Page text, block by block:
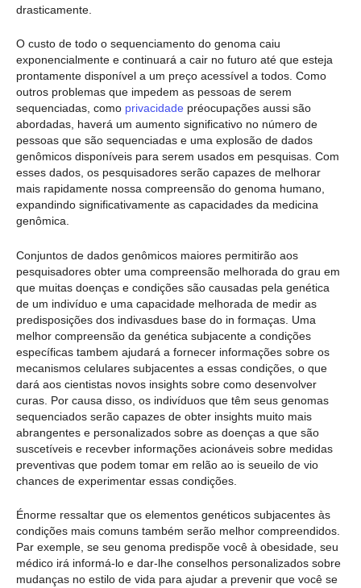
drasticamente.
O custo de todo o sequenciamento do genoma caiu
exponencialmente e continuará a cair no futuro até que esteja
prontamente disponível a um preço acessível a todos. Como
outros problemas que impedem as pessoas de serem
sequenciadas, como privacidade préocupações aussi são
abordadas, haverá um aumento significativo no número de
pessoas que são sequenciadas e uma explosão de dados
genômicos disponíveis para serem usados em pesquisas. Com
esses dados, os pesquisadores serão capazes de melhorar
mais rapidamente nossa compreensão do genoma humano,
expandindo significativamente as capacidades da medicina
genômica.
Conjuntos de dados genômicos maiores permitirão aos
pesquisadores obter uma compreensão melhorada do grau em
que muitas doenças e condições são causadas pela genética
de um indivíduo e uma capacidade melhorada de medir as
predisposições dos indivasdues base do in formaças. Uma
melhor compreensão da genética subjacente a condições
específicas tambem ajudará a fornecer informações sobre os
mecanismos celulares subjacentes a essas condições, o que
dará aos cientistas novos insights sobre como desenvolver
curas. Por causa disso, os indivíduos que têm seus genomas
sequenciados serão capazes de obter insights muito mais
abrangentes e personalizados sobre as doenças a que são
suscetíveis e recevber informações acionáveis sobre medidas
preventivas que podem tomar em relão ao is seueilo de vio
chances de experimentar essas condições.
Énorme ressaltar que os elementos genéticos subjacentes às
condições mais comuns também serão melhor compreendidos.
Par exemple, se seu genoma predispõe você à obesidade, seu
médico irá informá-lo e dar-lhe conselhos personalizados sobre
mudanças no estilo de vida para ajudar a prevenir que você se